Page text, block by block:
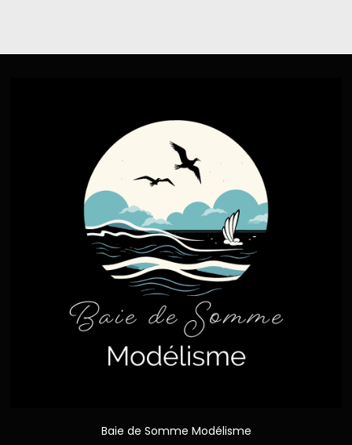
Baie de Somme Modélisme